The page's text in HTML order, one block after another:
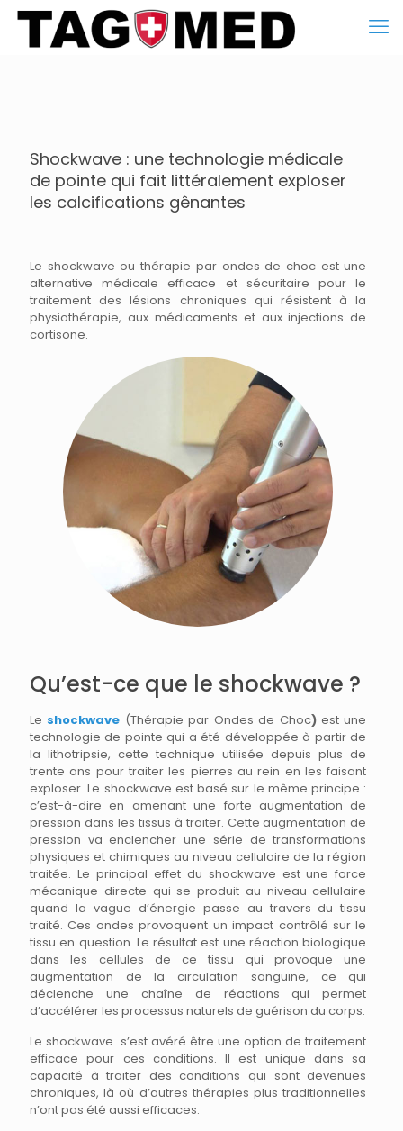
Shockwave : une technologie médicale
de pointe qui fait littéralement exploser
les calcifications gênantes
Le shockwave ou thérapie par ondes de choc est une
alternative médicale efficace et sécuritaire pour le
traitement des lésions chroniques qui résistent à la
physiothérapie, aux médicaments et aux injections de
cortisone.
Qu’est-ce que le shockwave ?
Le shockwave (Thérapie par Ondes de Choc)est une
technologie de pointe qui a été développée à partir de
la lithotripsie, cette technique utilisée depuis plus de
trente ans pour traiter les pierres au rein en les faisant
exploser. Le shockwave est basé sur le même principe :
c’est-à-dire en amenant une forte augmentation de
pression dans les tissus à traiter. Cette augmentation de
pression va enclencher une série de transformations
physiques et chimiques au niveau cellulaire de la région
traitée. Le principal effet du shockwave est une force
mécanique directe qui se produit au niveau cellulaire
quand la vague d’énergie passe au travers du tissu
traité. Ces ondes provoquent un impact contrôlé sur le
tissu en question. Le résultat est une réaction biologique
dans les cellules de ce tissu qui provoque une
augmentation de la circulation sanguine, ce qui
déclenche une chaîne de réactions qui permet
d’accélérer les processus naturels de guérison du corps.
Le shockwave s’est avéré être une option de traitement
efficace pour ces conditions. Il est unique dans sa
capacité à traiter des conditions qui sont devenues
chroniques, là où d’autres thérapies plus traditionnelles
n’ont pas été aussi efficaces.